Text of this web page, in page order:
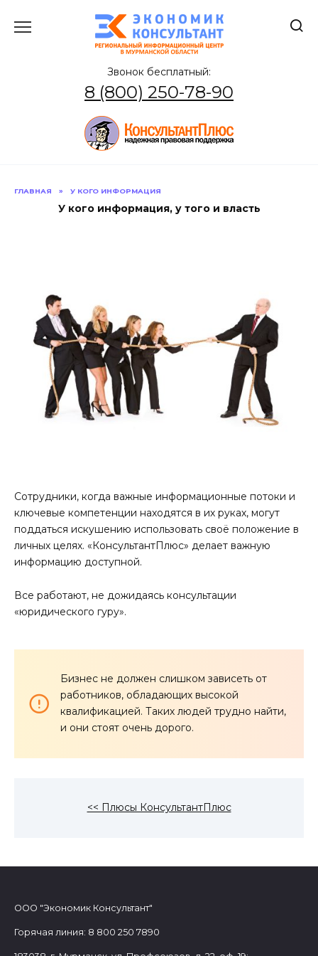
содержанию
Звонок бесплатный:
8 (800) 250-78-90
ГЛАВНАЯ » У КОГО ИНФОРМАЦИЯ
У кого информация, у того и власть
Сотрудники, когда важные информационные потоки и
ключевые компетенции находятся в их руках, могут
поддаться искушению использовать своё положение в
личных целях. «КонсультантПлюс» делает важную
информацию доступной.
Все работают, не дожидаясь консультации
«юридического гуру».
Бизнес не должен слишком зависеть от
работников, обладающих высокой
квалификацией. Таких людей трудно найти,
и они стоят очень дорого.
<< Плюсы КонсультантПлюс
ООО "Экономик Консультант"
Горячая линия: 8 800 250 7890